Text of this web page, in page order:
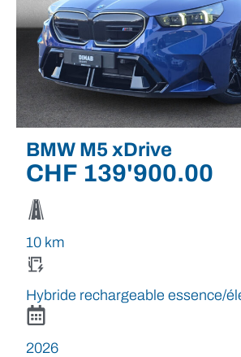
BMW M5 xDrive
CHF 139'900.00
10 km
Hybride rechargeable essence/
2026